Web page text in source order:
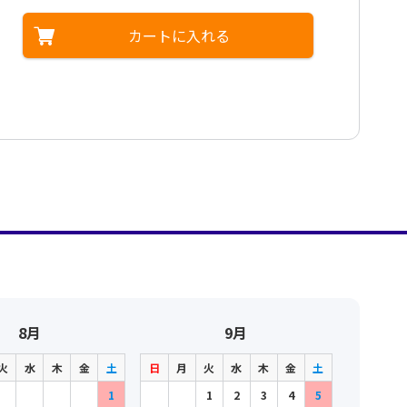
カートに入れる
8月
水 木 金
土
1
9月
日 月 火 水 木 金
土
1
2 3 4 5